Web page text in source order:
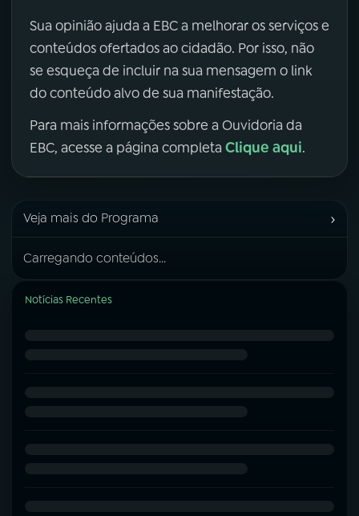
Sua opinião ajuda a EBC a melhorar os serviços e
conteúdos ofertados ao cidadão. Por isso, não
se esqueça de incluir na sua mensagem o link
do conteúdo alvo de sua manifestação.
Para mais informações sobre a Ouvidoria da
EBC, acesse a página completa Clique aqui.
Veja mais do Programa ›
Carregando conteúdos...
Notícias Recentes